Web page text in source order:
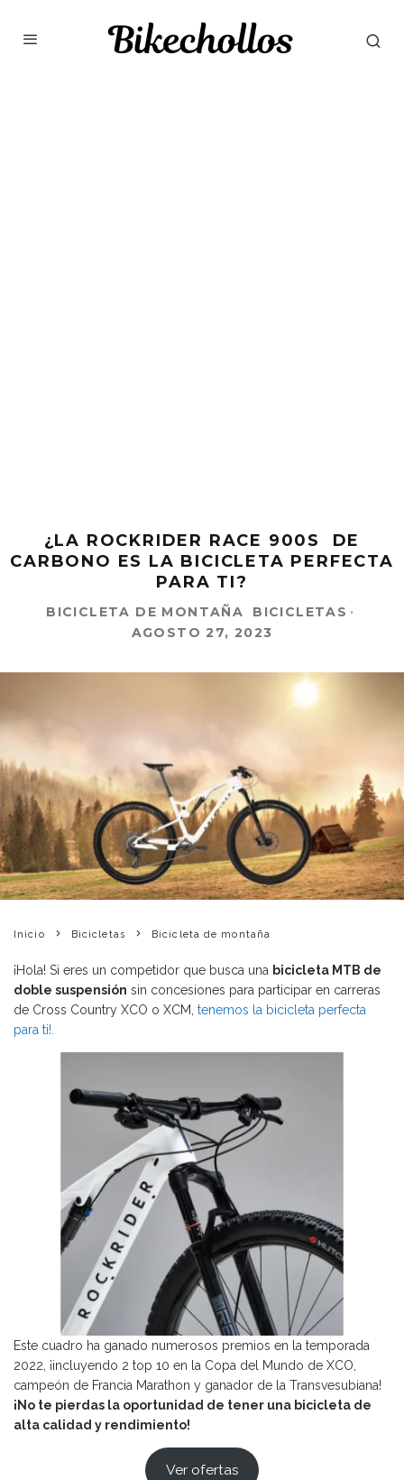
¿LA ROCKRIDER RACE 900S DE
CARBONO ES LA BICICLETA PERFECTA
PARA TI?
BICICLETA DE MONTAÑA BICICLETAS ·
AGOSTO 27, 2023
Inicio Bicicletas Bicicleta de montaña
¡Hola! Si eres un competidor que busca una bicicleta MTB de
doble suspensión sin concesiones para participar en carreras
de Cross Country XCO o XCM, tenemos la bicicleta perfecta
para ti!.
Este cuadro ha ganado numerosos premios en la temporada
2022, ¡incluyendo 2 top 10 en la Copa del Mundo de XCO,
campeón de Francia Marathon y ganador de la Transvesubiana!
¡No te pierdas la oportunidad de tener una bicicleta de
alta calidad y rendimiento!
Ver ofertas